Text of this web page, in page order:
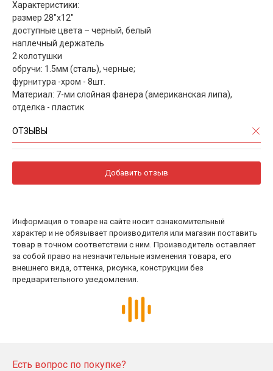
Характеристики:
размер 28"x12"
доступные цвета – черный, белый
наплечный держатель
2 колотушки
обручи: 1.5мм (сталь), черные;
фурнитура -хром - 8шт.
Материал: 7-ми слойная фанера (американская липа),
отделка - пластик
ОТЗЫВЫ
Добавить отзыв
Информация о товаре на сайте носит ознакомительный
характер и не обязывает производителя или магазин поставить
товар в точном соответствии с ним. Производитель оставляет
за собой право на незначительные изменения товара, его
внешнего вида, оттенка, рисунка, конструкции без
предварительного уведомления.
Есть вопрос по покупке?